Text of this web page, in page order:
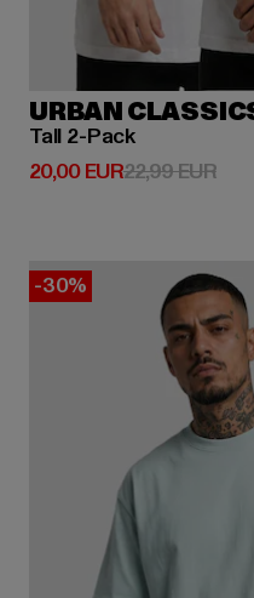
URBAN
Tall 2-Pack
20,00 EUR
Derzeitiger Preis: 20,00
22,99 EUR
-30%